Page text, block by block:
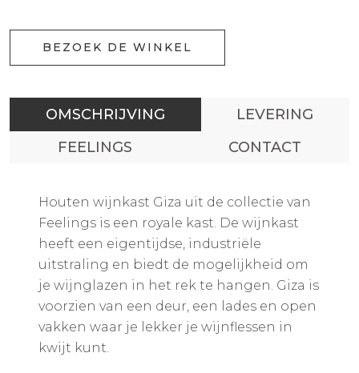
BEZOEK DE WINKEL
OMSCHRIJVING
LEVERING
FEELINGS
CONTACT
Houten wijnkast Giza uit de collectie van
Feelings is een royale kast. De wijnkast
heeft een eigentijdse, industriële
uitstraling en biedt de mogelijkheid om
je wijnglazen in het rek te hangen. Giza is
voorzien van een deur, een lades en open
vakken waar je lekker je wijnflessen in
kwijt kunt.